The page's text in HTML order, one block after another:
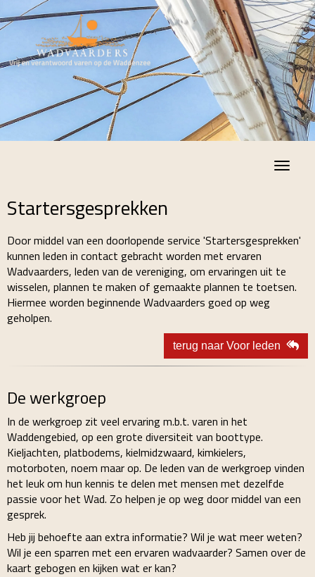
Startersgesprekken
Door middel van een doorlopende service 'Startersgesprekken'
kunnen leden in contact gebracht worden met ervaren
Wadvaarders, leden van de vereniging, om ervaringen uit te
wisselen, plannen te maken of gemaakte plannen te toetsen.
Hiermee worden beginnende Wadvaarders goed op weg
geholpen.
terug naar Voor leden
De werkgroep
In de werkgroep zit veel ervaring m.b.t. varen in het
Waddengebied, op een grote diversiteit van boottype.
Kieljachten, platbodems, kielmidzwaard, kimkielers,
motorboten, noem maar op. De leden van de werkgroep vinden
het leuk om hun kennis te delen met mensen met dezelfde
passie voor het Wad. Zo helpen je op weg door middel van een
gesprek.
Heb jij behoefte aan extra informatie? Wil je wat meer weten?
Wil je een sparren met een ervaren wadvaarder? Samen over de
kaart gebogen en kijken wat er kan?